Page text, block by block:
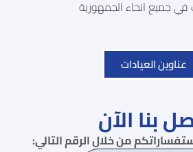
عناوين العيادات
بنا الآن
من خلال الرقم التالي: